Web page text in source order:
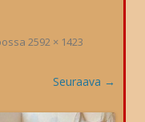
2592 × 1423
Seuraava →